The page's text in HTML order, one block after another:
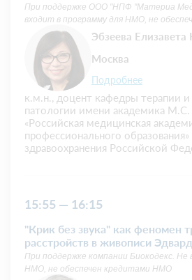
При поддержке ООО "НПФ "Материа
входит в программу для НМО, не
Эбзеева
Москва
Подробнее
к.м.н., доцент кафедры терапии
патологии имени академика
«Российская медицинская
профессионального
здравоохранения Российской
15:55 — 16:15
"Крик без звука" как феномен
расстройств в живописи
При поддержке компании Биокодекс. Не
НМО, не обеспечен кредитами НМО